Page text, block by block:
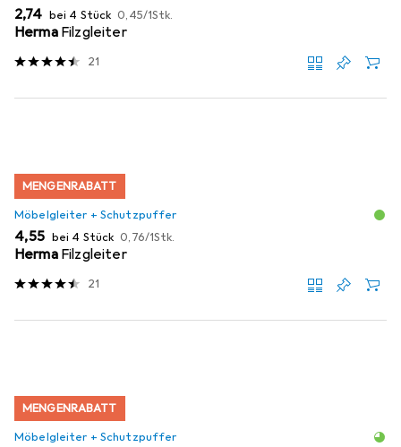
EUR
2,74 bei 4 Stück EUR
0,45/1Stk.
Herma Filzgleiter
21
MENGENRABATT
Möbelgleiter + Schutzpuffer
EUR
4,55 bei 4 Stück EUR
0,76/1Stk.
Herma Filzgleiter
21
MENGENRABATT
Möbelgleiter + Schutzpuffer